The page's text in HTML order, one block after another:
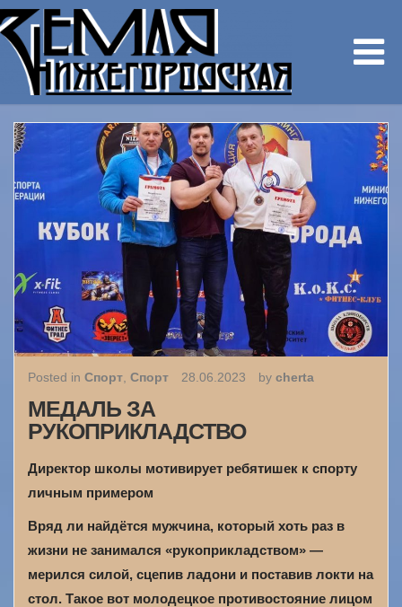
Posted in Спорт Спорт 28.06.2023 by cherta
МЕДАЛЬ ЗА
РУКОПРИКЛАДСТВО
Директор школы мотивирует ребятишек к спорту
личным примером
Вряд ли найдётся мужчина, который хоть раз в
жизни не занимался «рукоприкладством» —
мерился силой, сцепив ладони и поставив локти на
стол. Такое вот молодецкое противостояние лицом